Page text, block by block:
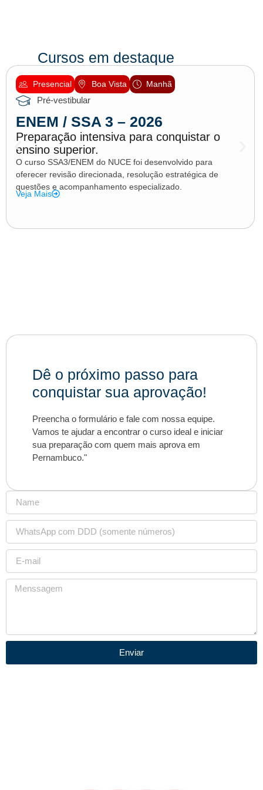
Cursos em destaque
Presencial Boa Vista Manhã
Pré-vestibular
ENEM / SSA 3 – 2026
Preparação intensiva para conquistar o
ensino superior.
O curso SSA3/ENEM do NUCE foi desenvolvido para
oferecer revisão direcionada, resolução estratégica de
questões e acompanhamento especializado.
Veja Mais
Dê o próximo passo para
conquistar sua aprovação!
Preencha o formulário e fale com nossa equipe.
Vamos te ajudar a encontrar o curso ideal e iniciar
sua preparação com quem mais aprova em
Pernambuco."
Enviar